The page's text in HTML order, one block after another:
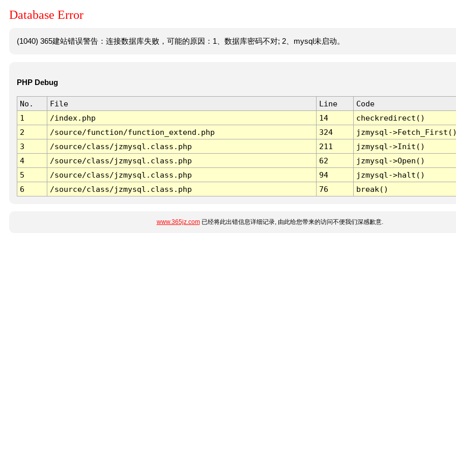
Database Error
(1040) 365建站错误警告：连接数据库失败，可能的原因：1、数据库密码不对; 2、mysql未启动。
PHP Debug
No. File Line
Code
1
/index.php 14
checkredirect()
2
/source/function/function_extend.php 324
jzmysql-
3
/source/class/jzmysql.class.php 211
jzmysql->Init()
4
/source/class/jzmysql.class.php 62
jzmysql->Open()
5
/source/class/jzmysql.class.php 94
jzmysql->halt()
6
/source/class/jzmysql.class.php 76 break()
www.365jz.com已经将此出错信息详细记录, 由此给您带来的访问不便我们深感歉意.